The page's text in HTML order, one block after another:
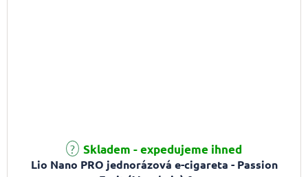
Lio Nano PRO jednorázová e-cigareta - Passion
Skladem - expedujeme ihned